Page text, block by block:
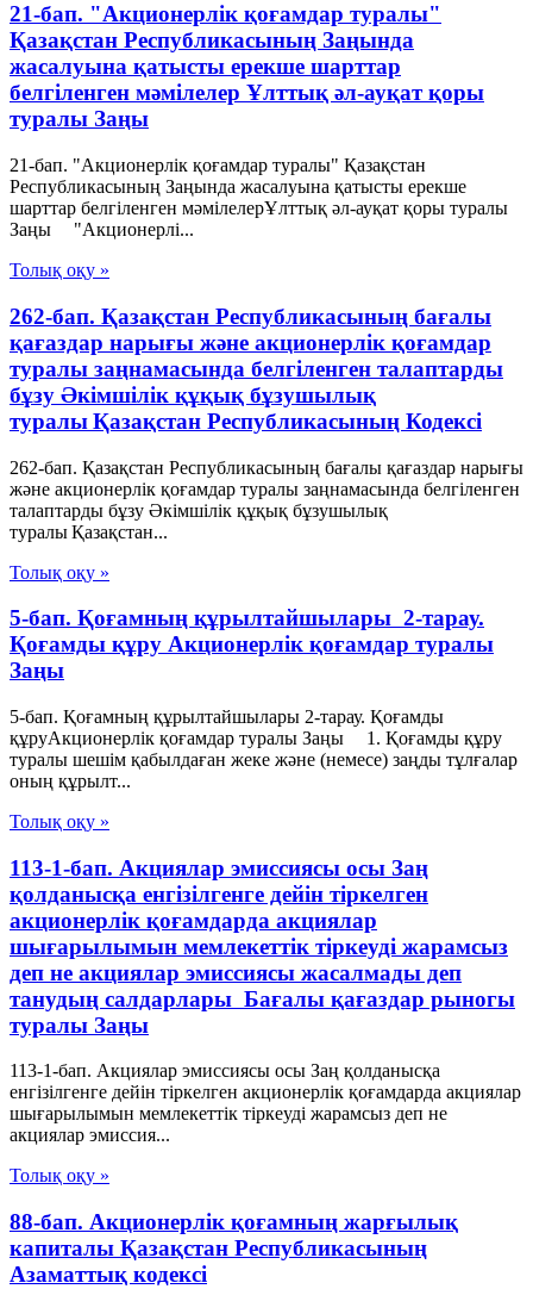
21-бап. "Акционерлік қоғамдар туралы"
Қазақстан Республикасының Заңында
жасалуына қатысты ерекше шарттар
белгіленген мәмілелер Ұлттық әл-ауқат қоры
туралы Заңы
21-бап. "Акционерлік қоғамдар туралы" Қазақстан
Республикасының Заңында жасалуына қатысты ерекше
шарттар белгіленген мәмілелерҰлттық әл-ауқат қоры туралы
Заңы "Акционерлі...
Толық оқу »
262-бап. Қазақстан Республикасының бағалы
қағаздар нарығы және акционерлік қоғамдар
туралы заңнамасында белгiленген талаптарды
бұзу Әкімшілік құқық бұзушылық
туралы Қазақстан Республикасының Кодексі
262-бап. Қазақстан Республикасының бағалы қағаздар нарығы
және акционерлік қоғамдар туралы заңнамасында белгiленген
талаптарды бұзу Әкімшілік құқық бұзушылық
туралы Қазақстан...
Толық оқу »
5-бап. Қоғамның құрылтайшылары 2-тарау.
Қоғамды құру Акционерлік қоғамдар туралы
Заңы
5-бап. Қоғамның құрылтайшылары 2-тарау. Қоғамды
құруАкционерлік қоғамдар туралы Заңы 1. Қоғамды құру
туралы шешім қабылдаған жеке және (немесе) заңды тұлғалар
оның құрылт...
Толық оқу »
113-1-бап. Акциялар эмиссиясы осы Заң
қолданысқа енгiзiлгенге дейiн тiркелген
акционерлiк қоғамдарда акциялар
шығарылымын мемлекеттiк тiркеудi жарамсыз
деп не акциялар эмиссиясы жасалмады деп
танудың салдарлары Бағалы қағаздар рыногы
туралы Заңы
113-1-бап. Акциялар эмиссиясы осы Заң қолданысқа
енгiзiлгенге дейiн тiркелген акционерлiк қоғамдарда акциялар
шығарылымын мемлекеттiк тiркеудi жарамсыз деп не
акциялар эмиссия...
Толық оқу »
88-бап. Акционерлiк қоғамның жарғылық
капиталы Қазақстан Республикасының
Азаматтық кодексi